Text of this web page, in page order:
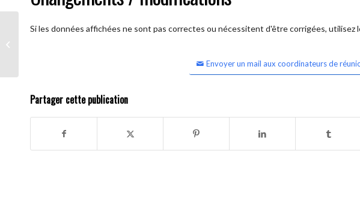
Si les données affichées ne sont pas correctes ou nécessitent d'être corrigées, utilisez
Envoyer un mail aux coordinateurs de
Partager cette publication